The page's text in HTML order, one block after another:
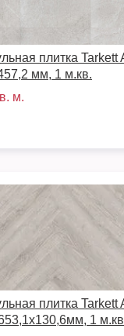
плитка Tarkett
мм, 1 м.кв.
м.
плитка Tarkett
1